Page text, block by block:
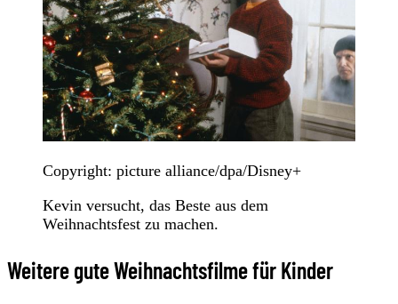
Copyright: picture alliance/dpa/Disney+
Kevin versucht, das Beste aus dem
Weihnachtsfest zu machen.
Weitere gute Weihnachtsfilme für Kinder